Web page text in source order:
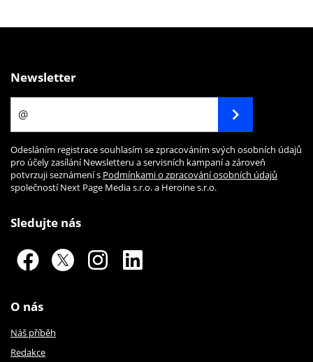
Newsletter
Odesláním registrace souhlasím se zpracováním svých osobních údajů
pro účely zasílání Newsletteru a servisních kampaní a zároveň
potvrzuji seznámení s Podmínkami o zpracování osobních údajů
společností Next Page Media s.r.o. a Heroine s.r.o.
Sledujte nás
O nás
Náš příběh
Redakce